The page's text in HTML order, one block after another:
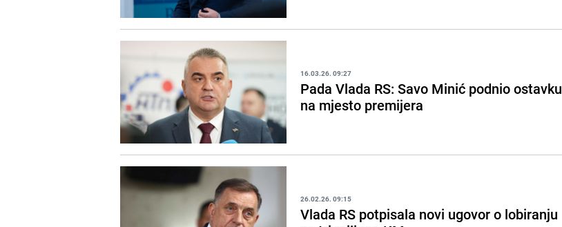
16.03.26. 09:27
Pada Vlada RS: Savo Minić podnio ostavku
na mjesto premijera
26.02.26. 09:15
Vlada RS potpisala novi ugovor o lobiranju